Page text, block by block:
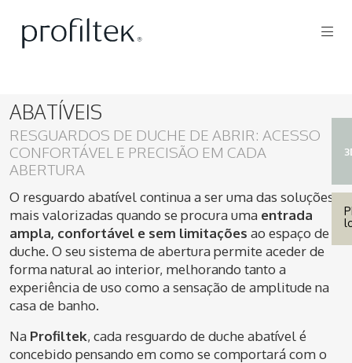
ABATÍVEIS
RESGUARDOS DE DUCHE DE ABRIR: ACESSO
CONFORTÁVEL E PRECISÃO EM CADA
ABERTURA
O resguardo abatível continua a ser uma das soluções
mais valorizadas quando se procura uma entrada
ampla, confortável e sem limitações ao espaço de
duche. O seu sistema de abertura permite aceder de
forma natural ao interior, melhorando tanto a
experiência de uso como a sensação de amplitude na
casa de banho.
Na Profiltek, cada resguardo de duche abatível é
concebido pensando em como se comportará com o